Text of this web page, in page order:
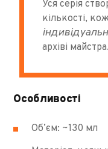
Уся серія
кількості,
архіві майстра.
Особливості
Обʼєм: ~130 мл